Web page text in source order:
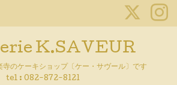
K.SAVEUR
寺のケーキショップ〔ケー・サヴール〕です
tel : 082-872-8121